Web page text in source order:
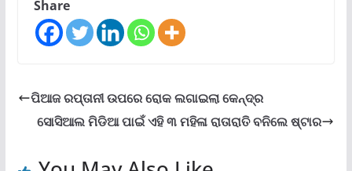
Share
ପିଆଜ ରପ୍ତାନୀ ଉପରେ ରୋକ ଲଗାଇଲା କେନ୍ଦ୍ର
ସୋସିଆଲ ମିଡିଆ ପାଇଁ ଏହି ୩ ମହିଳା ରାତାରାତି ବନିଲେ ଷ୍ଟାର